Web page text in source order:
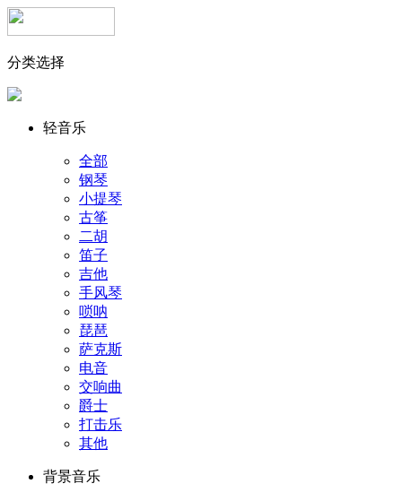
分类选择
轻音乐
全部
钢琴
小提琴
古筝
二胡
笛子
吉他
手风琴
唢呐
琵琶
萨克斯
电音
交响曲
爵士
打击乐
其他
背景音乐